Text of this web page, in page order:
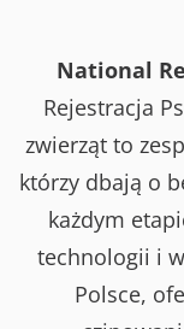
National
Rejestracja
zwierząt to
którzy dbają o
każdym
technologii i
Polsce,